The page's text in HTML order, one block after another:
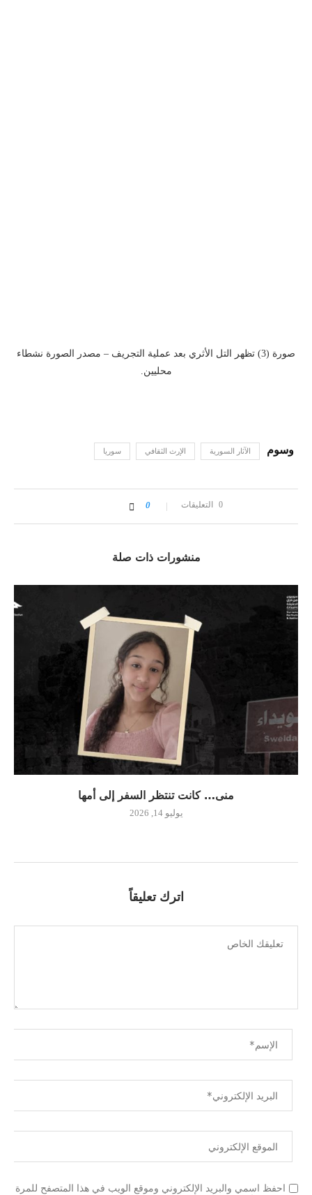
صورة (3) تظهر التل الأثري بعد عملية التجريف – مصدر الصورة نشطاء
محليين.
الآثار السورية الإرث الثقافي سوريا
0 التعليقات 0
منشورات ذات صلة
منى… كانت تنتظر السفر إلى أمها
يوليو 14, 2026
اترك تعليقاً
احفظ اسمي والبريد الإلكتروني وموقع الويب في هذا المتصفح للمرة